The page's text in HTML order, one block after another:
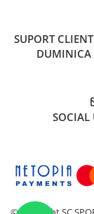
SUPORT
SOCIAL